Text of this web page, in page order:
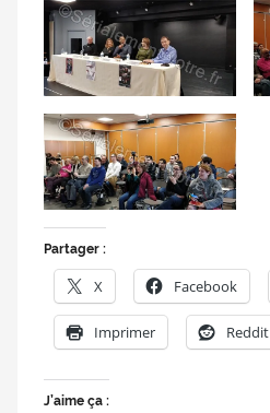
Partager :
X Facebook
Imprimer Reddit
J’aime ça :